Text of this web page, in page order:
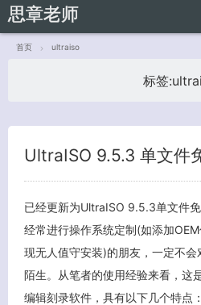
思章老师
首页 ultraiso
标签:
UltraISO 9.5.3 单文件
已经更新为UltraISO 9.5.3单文件
经常进行操作系统定制(如添加
现无人值守安装)的朋友，一定不
陌生。从笔者的使用经验来看，这
编辑刻录软件，具有以下几个特点